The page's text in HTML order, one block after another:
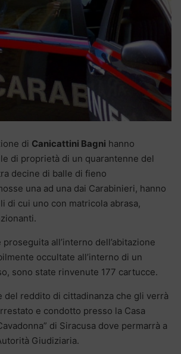
di Canicattini Bagni hanno
di proprietà di un quarantenne del
decine di balle di fieno
una ad una dai Carabinieri, hanno
di cui uno con matricola abrasa,
all’interno dell’abitazione
occultate all’interno di un
sono state rinvenute 177 cartucce.
del reddito di cittadinanza che gli verrà
e condotto presso la Casa
di Siracusa dove permarrà a
Giudiziaria.